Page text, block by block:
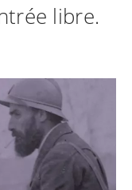
libre.